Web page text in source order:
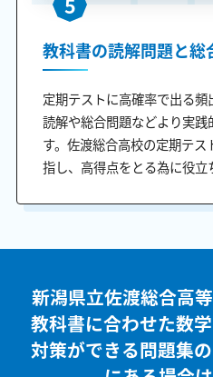
教科書の読解問題と総
定期テストに高確率で出る
読解や総合問題などより実
す。佐渡総合高校の定期テ
指し、高得点をとる為に役立
新潟県立佐渡総合高
教科書に合わせた数
対策ができる問題集